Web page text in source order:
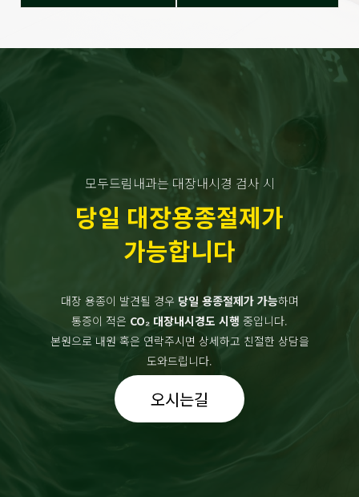
모두드림내과는 대장내시경 검사 시
당일 대장용종절제가
가능합니다
대장 용종이 발견될 경우 당일 용종절제가 가능하며
통증이 적은 CO₂ 대장내시경도 시행 중입니다.
본원으로 내원 혹은 연락주시면 상세하고 친절한 상담을
도와드립니다.
오시는길